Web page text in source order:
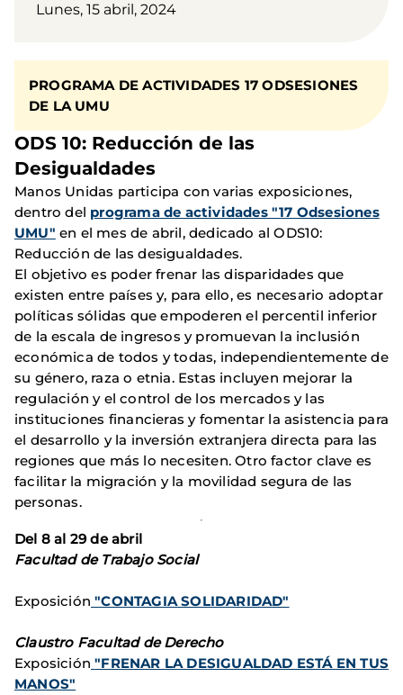
Lunes, 15 abril, 2024
PROGRAMA DE ACTIVIDADES 17 ODSESIONES
DE LA UMU
ODS 10: Reducción de las
Desigualdades
Manos Unidas participa con varias exposiciones,
dentro del programa de actividades "17 Odsesiones
UMU" en el mes de abril, dedicado al ODS10:
Reducción de las desigualdades.
El objetivo es poder frenar las disparidades que
existen entre países y, para ello, es necesario adoptar
políticas sólidas que empoderen el percentil inferior
de la escala de ingresos y promuevan la inclusión
económica de todos y todas, independientemente de
su género, raza o etnia. Estas incluyen mejorar la
regulación y el control de los mercados y las
instituciones financieras y fomentar la asistencia para
el desarrollo y la inversión extranjera directa para las
regiones que más lo necesiten. Otro factor clave es
facilitar la migración y la movilidad segura de las
personas.
Del 8 al 29 de abril
Facultad de Trabajo Social
Exposición "CONTAGIA SOLIDARIDAD"
Claustro Facultad de Derecho
Exposición "FRENAR LA DESIGUALDAD ESTÁ EN TUS
MANOS"